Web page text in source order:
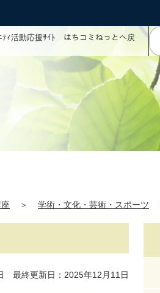
ﾃｨ活動応援ｻｲﾄ はちコミねっとへ戻
＞ 学術・文化・芸術・スポーツ
最終更新日：2025年12月11日